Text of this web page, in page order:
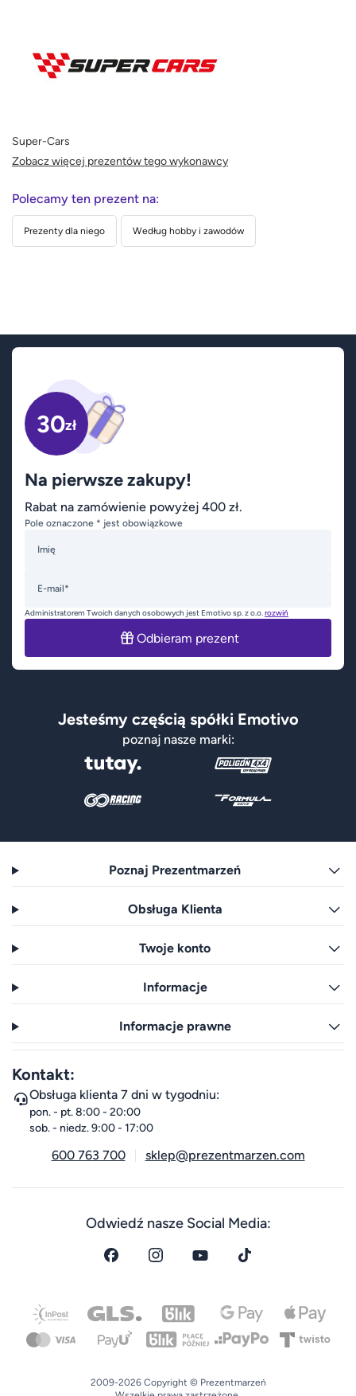
Super-Cars
Zobacz więcej prezentów tego wykonawcy
Polecamy ten prezent na:
Prezenty dla niego Według hobby i zawodów
30zł
Na pierwsze zakupy!
Rabat na zamówienie powyżej 400 zł.
Pole oznaczone * jest obowiązkowe
Imię
E-mail*
Administratorem Twoich danych osobowych jest Emotivo sp. z o.o.rozwiń
Odbieram prezent
Jesteśmy częścią spółki Emotivo
poznaj nasze marki:
Poznaj Prezentmarzeń
Obsługa Klienta
Twoje konto
Informacje
Informacje prawne
Kontakt:
Obsługa klienta 7 dni w tygodniu:
pon. - pt. 8:00 - 20:00
sob. - niedz. 9:00 - 17:00
600 763 700 sklep@prezentmarzen.com
Odwiedź nasze Social Media:
2009-2026 Copyright © Prezentmarzeń